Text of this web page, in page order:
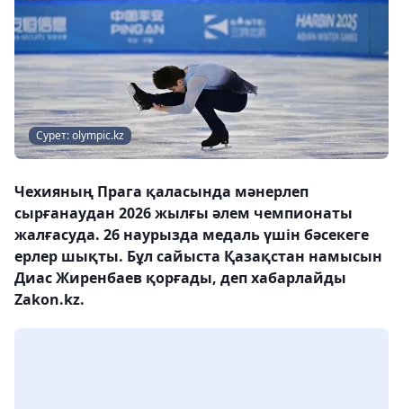
Сурет: olympic.kz
Чехияның Прага қаласында мәнерлеп
сырғанаудан 2026 жылғы әлем чемпионаты
жалғасуда. 26 наурызда медаль үшін бәсекеге
ерлер шықты. Бұл сайыста Қазақстан намысын
Диас Жиренбаев қорғады, деп хабарлайды
Zakon.kz.